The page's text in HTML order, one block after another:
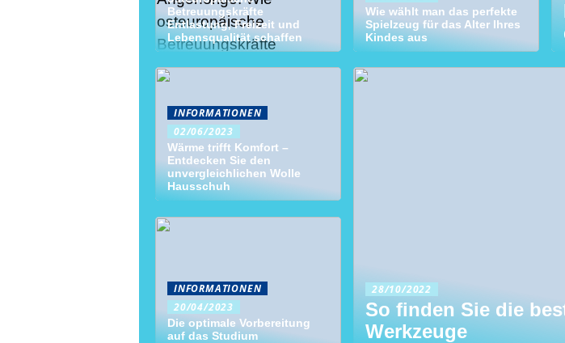
Betreuungskräfte
Entlastung, Freizeit und
Lebensqualität schaffen
Wie wählt man das perfekte
Spielzeug für das Alter Ihres
Kindes aus
INFORMATIONEN
02/06/2023
Wärme trifft Komfort –
Entdecken Sie den
unvergleichlichen Wolle
Hausschuh
INFORMATIONEN
20/04/2023
Die optimale Vorbereitung
auf das Studium
28/10/2022
So finden Sie die
Werkzeuge